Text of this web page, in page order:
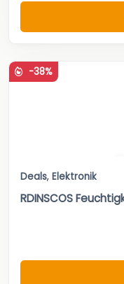
-38%
Deals, Elektronik
RDINSCOS